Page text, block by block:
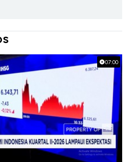
07:00